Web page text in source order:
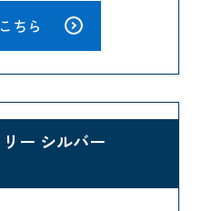
ちら
リー シルバー